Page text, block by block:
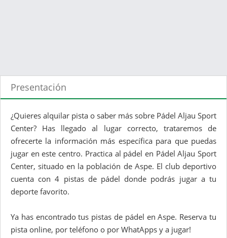
Presentación
¿Quieres alquilar pista o saber más sobre Pádel Aljau Sport
Center? Has llegado al lugar correcto, trataremos de
ofrecerte la información más específica para que puedas
jugar en este centro. Practica al pádel en Pádel Aljau Sport
Center, situado en la población de Aspe. El club deportivo
cuenta con 4 pistas de pádel donde podrás jugar a tu
deporte favorito.
Ya has encontrado tus pistas de pádel en Aspe. Reserva tu
pista online, por teléfono o por WhatApps y a jugar!